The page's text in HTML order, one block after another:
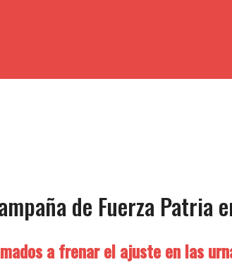
de Fuerza Patria
a frenar el ajuste en las